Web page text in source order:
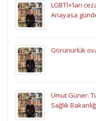
LGBTİ+’ları
Anayasa
Görünürlük
Umut Güner:
Sağlık